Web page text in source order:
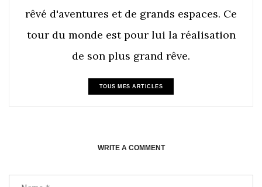
rêvé d'aventures et de grands espaces. Ce
tour du monde est pour lui la réalisation
de son plus grand rêve.
TOUS MES ARTICLES
WRITE A COMMENT